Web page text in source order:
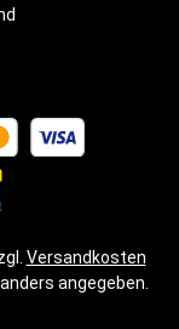
Versandkosten
angegeben.